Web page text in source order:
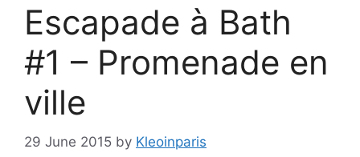
Escapade à Bath
#1 – Promenade en
ville
29 June 2015 by Kleoinparis